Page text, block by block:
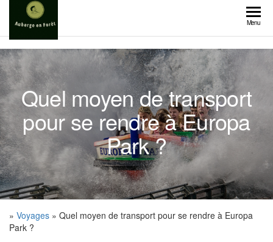
content
Menu
Quel moyen de transport
pour se rendre à Europa
Park ?
» Voyages » Quel moyen de transport pour se rendre à Europa
Park ?